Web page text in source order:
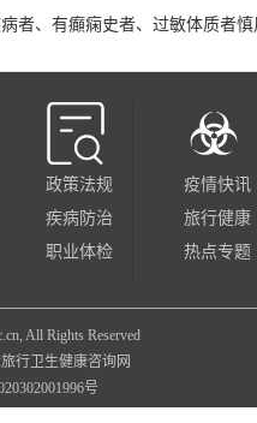
者、有癲痫史者、过敏体质者
政策法规
疾病防治
职业体检
疫情快讯
旅行健康
热点专题
All Rights Reserved
行卫生健康咨询网
号